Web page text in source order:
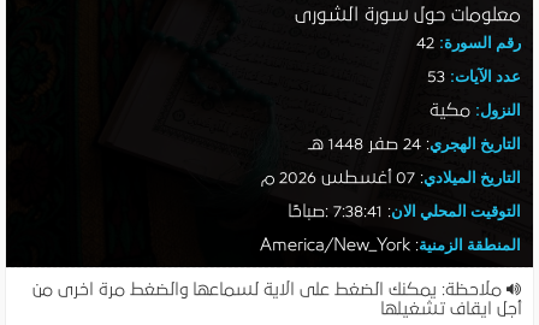
معلومات حول سورة الشورى
رقم السورة:
عدد الآيات:
النزول: مكية
التاريخ الهجري: 24 صفر 1448 هـ
التاريخ الميلادي: 07 أغسطس 2026 م
التوقيت المحلي الان: 7:38:42 :صباحًا
المنطقة الزمنية: America/New_York
ملاحظة: يمكنك الضغط على الاية لسماعها والضغط مرة اخرى من
أجل ايقاف تشغيلها